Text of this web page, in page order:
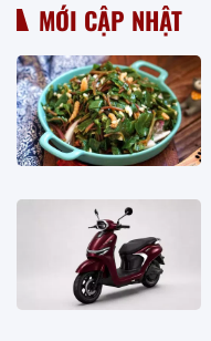
MỚI CẬP NHẬT